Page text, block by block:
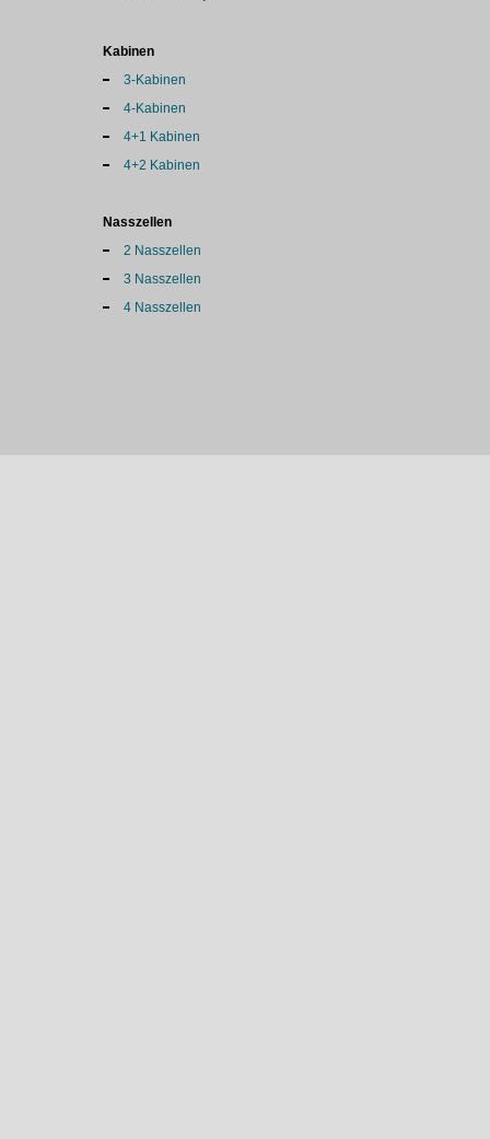
Kabinen
3-Kabinen
4-Kabinen
4+1 Kabinen
4+2 Kabinen
Nasszellen
2 Nasszellen
3 Nasszellen
4 Nasszellen